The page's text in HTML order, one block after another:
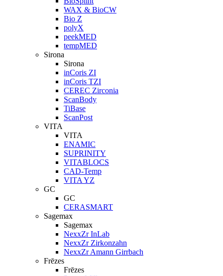
WAX & BioCW
Bio Z
polyX
peekMED
tempMED
Sirona
Sirona
inCoris ZI
inCoris TZI
CEREC Zirconia
ScanBody
TiBase
ScanPost
VITA
VITA
ENAMIC
SUPRINITY
VITABLOCS
CAD-Temp
VITA YZ
GC
GC
CERASMART
Sagemax
Sagemax
NexxZr InLab
NexxZr Zirkonzahn
NexxZr Amann Girrbach
Frēzes
Frēzes